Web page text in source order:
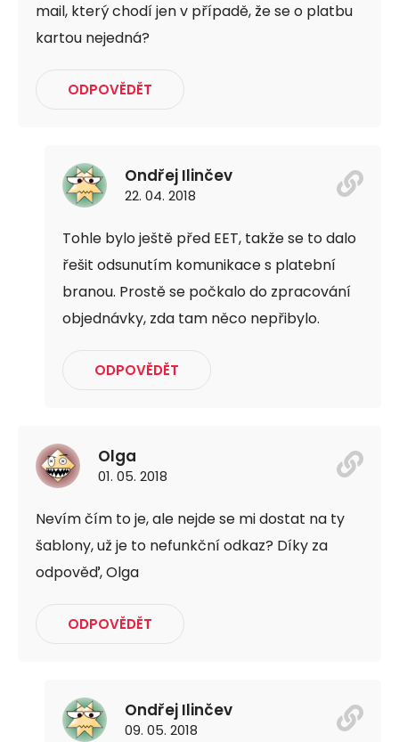
mail, který chodí jen v případě, že se o platbu
kartou nejedná?
ODPOVĚDĚT
Ondřej Ilinčev
22. 04. 2018
Tohle bylo ještě před EET, takže se to dalo
řešit odsunutím komunikace s platební
branou. Prostě se počkalo do zpracování
objednávky, zda tam něco nepřibylo.
ODPOVĚDĚT
Olga
01. 05. 2018
Nevím čím to je, ale nejde se mi dostat na ty
šablony, už je to nefunkční odkaz? Díky za
odpověď, Olga
ODPOVĚDĚT
Ondřej Ilinčev
09. 05. 2018